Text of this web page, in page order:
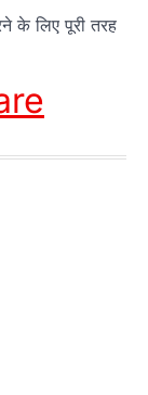
के लिए पूरी तरह